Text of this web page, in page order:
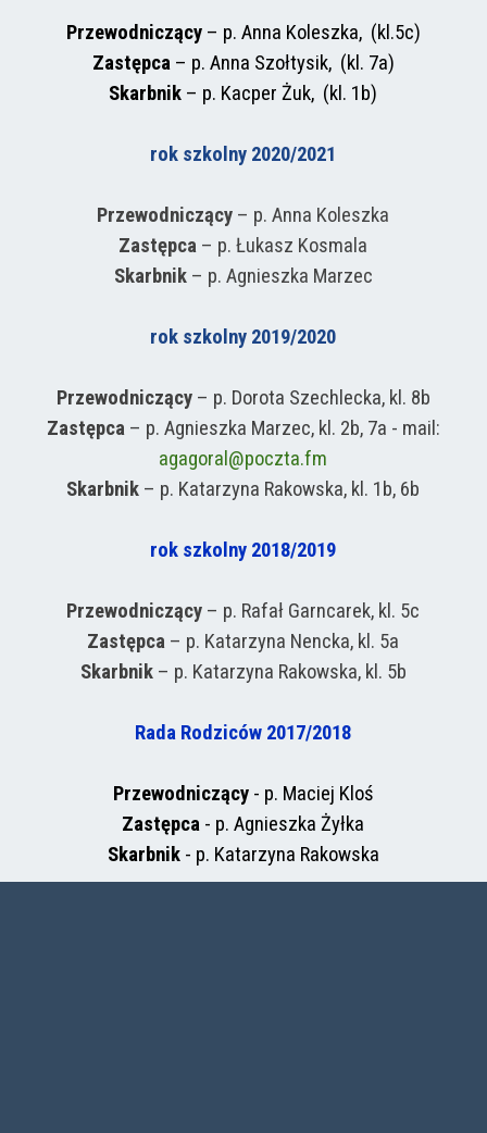
Przewodniczący– p. Anna Koleszka, (kl.5c)
Zastępca– p. Anna Szołtysik, (kl. 7a)
Skarbnik – p. Kacper Żuk, (kl. 1b)
rok szkolny 2020/2021
Przewodniczący – p. Anna Koleszka
Zastępca – p. Łukasz Kosmala
Skarbnik– p. Agnieszka Marzec
rok szkolny 2019/2020
Przewodniczący – p. Dorota Szechlecka, kl. 8b
Zastępca – p. Agnieszka Marzec, kl. 2b, 7a - mail:
agagoral@poczta.fm
Skarbnik – p. Katarzyna Rakowska, kl. 1b, 6b
rok szkolny 2018/2019
Przewodniczący – p. Rafał Garncarek, kl. 5c
Zastępca – p. Katarzyna Nencka, kl. 5a
Skarbnik – p. Katarzyna Rakowska, kl. 5b
Rada Rodziców 2017/2018
Przewodniczący - p. Maciej Kloś
Zastępca - p. Agnieszka Żyłka
Skarbnik- p. Katarzyna Rakowska